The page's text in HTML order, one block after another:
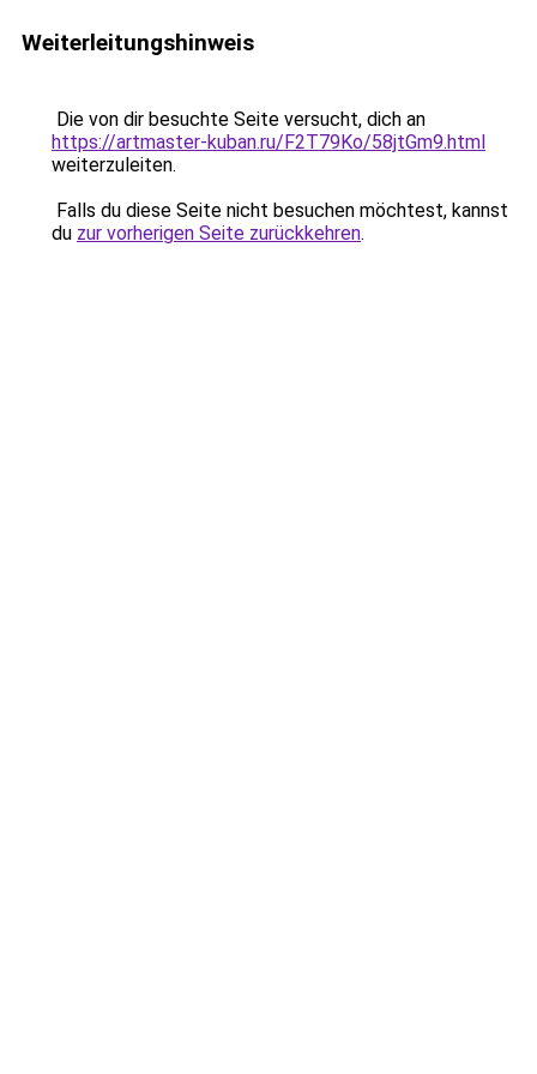
Weiterleitungshinweis
Die von dir besuchte Seite versucht, dich an
https://artmaster-kuban.ru/F2T79Ko/58jtGm9.html
weiterzuleiten.
Falls du diese Seite nicht besuchen möchtest, kannst
du zur vorherigen Seite zurückkehren.